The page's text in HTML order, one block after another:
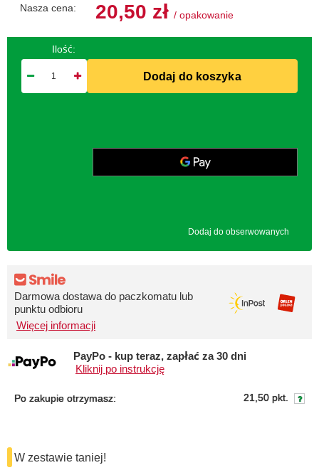
Nasza cena: 20,50 zł / opakowanie
Ilość:
Dodaj do koszyka
Dodaj do obserwowanych
Darmowa dostawa do paczkomatu lub
punktu odbioru
Więcej informacji
PayPo - kup teraz, zapłać za 30 dni
Kliknij po instrukcję
Po zakupie otrzymasz: 21,50 pkt.
W zestawie taniej!